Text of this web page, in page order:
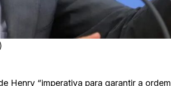
Henry “imperativa para garantir a